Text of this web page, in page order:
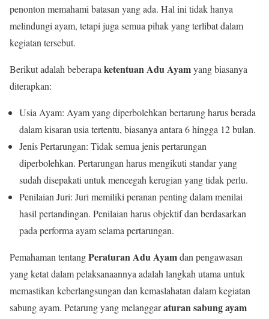
penonton memahami batasan yang ada. Hal ini tidak hanya
melindungi ayam, tetapi juga semua pihak yang terlibat dalam
kegiatan tersebut.
Berikut adalah beberapaketentuan Adu Ayamyang biasanya
diterapkan:
Usia Ayam: Ayam yang diperbolehkan bertarung harus berada
dalam kisaran usia tertentu, biasanya antara 6 hingga 12 bulan.
Jenis Pertarungan: Tidak semua jenis pertarungan
diperbolehkan. Pertarungan harus mengikuti standar yang
sudah disepakati untuk mencegah kerugian yang tidak perlu.
Penilaian Juri: Juri memiliki peranan penting dalam menilai
hasil pertandingan. Penilaian harus objektif dan berdasarkan
pada performa ayam selama pertarungan.
Pemahaman tentangPeraturan Adu Ayamdan pengawasan
yang ketat dalam pelaksanaannya adalah langkah utama untuk
memastikan keberlangsungan dan kemaslahatan dalam kegiatan
sabung ayam. Petarung yang melanggaraturan sabung ayam